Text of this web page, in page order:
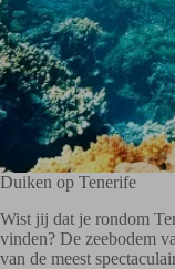
Duiken op Tenerife
Wist jij dat je rondom
vinden? De zeebodem
van de meest